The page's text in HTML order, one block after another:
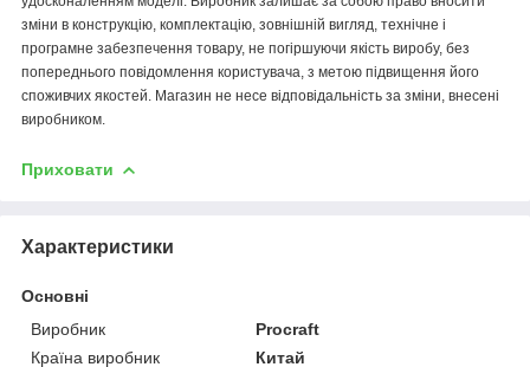
зміни в конструкцію, комплектацію, зовнішній вигляд, технічне і
програмне забезпечення товару, не погіршуючи якість виробу, без
попереднього повідомлення користувача, з метою підвищення його
споживчих якостей. Магазин не несе відповідальність за зміни, внесені
виробником.
Приховати
Характеристики
Основні
Виробник
Procraft
Країна виробник
Китай